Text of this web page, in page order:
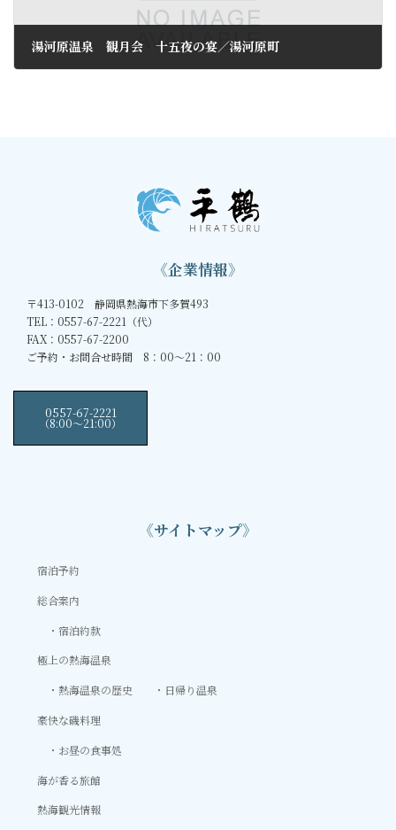
湯河原温泉 観月会 十五夜の宴／湯河原町
《企業情報》
〒413-0102 静岡県熱海市下多賀493
TEL：0557-67-2221（代）
FAX：0557-67-2200
ご予約・お問合せ時間 8：00～21：00
0557-67-2221
（8:00〜21:00）
《サイトマップ》
宿泊予約
総合案内
宿泊約款
極上の熱海温泉
熱海温泉の歴史
日帰り温泉
豪快な磯料理
お昼の食事処
海が香る旅館
熱海観光情報